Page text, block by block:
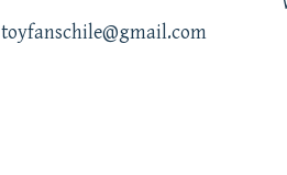
toyfanschile@gmail.com